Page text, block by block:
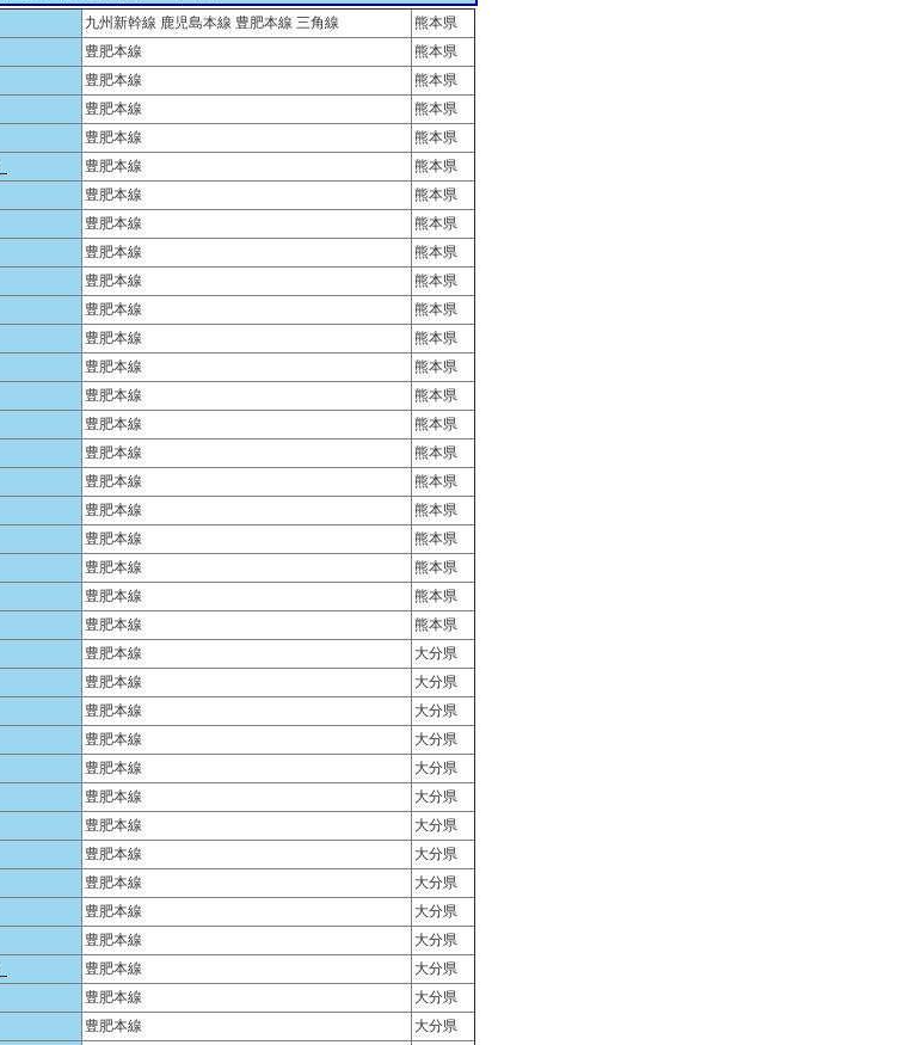
九州新幹線 鹿児島本線 豊肥本線 三角線 熊本県
豊肥本線 熊本県
豊肥本線 熊本県
豊肥本線 熊本県
豊肥本線 熊本県
豊肥本線 熊本県
豊肥本線 熊本県
豊肥本線 熊本県
豊肥本線 熊本県
豊肥本線 熊本県
豊肥本線 熊本県
豊肥本線 熊本県
豊肥本線 熊本県
豊肥本線 熊本県
豊肥本線 熊本県
豊肥本線 熊本県
豊肥本線 熊本県
豊肥本線 熊本県
豊肥本線 熊本県
豊肥本線 熊本県
豊肥本線 熊本県
豊肥本線 熊本県
豊肥本線 大分県
豊肥本線 大分県
豊肥本線 大分県
豊肥本線 大分県
豊肥本線 大分県
豊肥本線 大分県
豊肥本線 大分県
豊肥本線 大分県
豊肥本線 大分県
豊肥本線 大分県
豊肥本線 大分県
豊肥本線 大分県
豊肥本線 大分県
豊肥本線 大分県